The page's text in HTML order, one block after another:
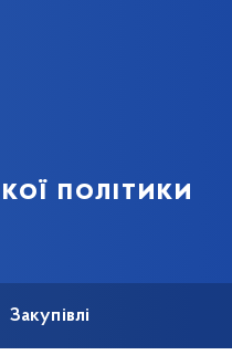
політики
Закупівлі